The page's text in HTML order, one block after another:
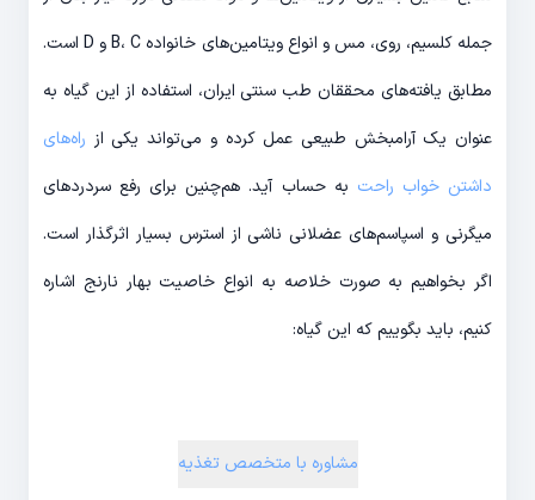
جمله کلسیم، روی، مس و انواع ویتامین‌های خانواده B، C و D است.
مطابق یافته‌های محققان طب سنتی ایران، استفاده از این گیاه به
عنوان یک آرامبخش طبیعی عمل کرده و می‌تواند یکی از راه‌های
داشتن خواب راحت به حساب آید. هم‌چنین برای رفع سردردهای
میگرنی و اسپاسم‌های عضلانی ناشی از استرس بسیار اثرگذار است.
اگر بخواهیم به صورت خلاصه به انواع خاصیت بهار نارنج اشاره
کنیم، باید بگوییم که این گیاه:
مشاوره با متخصص تغذیه